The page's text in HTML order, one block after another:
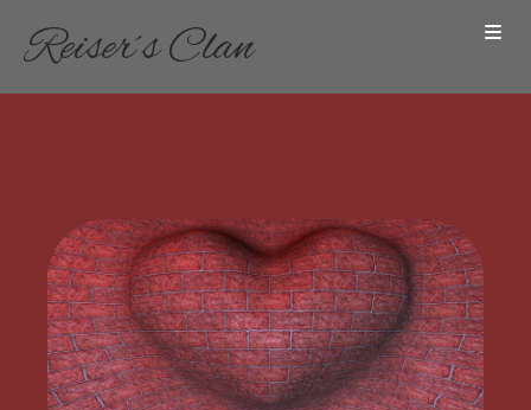
Reiser´s Clan